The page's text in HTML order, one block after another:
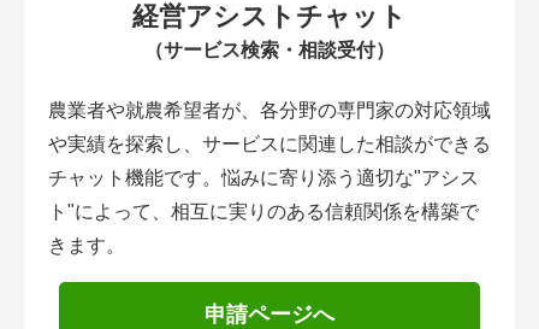
経営アシストチャット
（サービス検索・相談受付）
農業者や就農希望者が、各分野の専門家の対応領域
や実績を探索し、サービスに関連した相談ができる
チャット機能です。悩みに寄り添う適切な"アシス
ト"によって、相互に実りのある信頼関係を構築で
きます。
申請ページへ